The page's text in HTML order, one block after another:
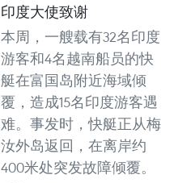
印度大使致谢
本周，一艘载有32名印度
游客和4名越南船员的快
艇在富国岛附近海域倾
覆，造成15名印度游客遇
难。事发时，快艇正从梅
汝外岛返回，在离岸约
400米处突发故障倾覆。